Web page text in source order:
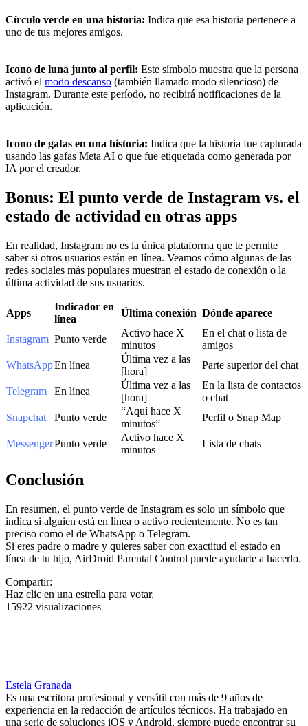
Círculo verde en una historia: Indica que esa historia pertenece a
uno de tus mejores amigos.
Icono de luna junto al perfil: Este símbolo muestra que la persona
activó el modo descanso (también llamado modo silencioso) de
Instagram. Durante este período, no recibirá notificaciones de la
aplicación.
Icono de gafas en una historia: Indica que la historia fue capturada
usando las gafas Meta AI o que fue etiquetada como generada por
IA por el creador.
Bonus: El punto verde de Instagram vs. el
estado de actividad en otras apps
En realidad, Instagram no es la única plataforma que te permite
saber si otros usuarios están en línea. Veamos cómo algunas de las
redes sociales más populares muestran el estado de conexión o la
última actividad de sus usuarios.
Apps
Indicador en
línea
Última conexión Dónde aparece
Instagram Punto verde
Activo hace X
minutos
En el chat o lista de
amigos
WhatsAppEn línea
Última vez a las
[hora]
Parte superior del chat
Telegram En línea
Última vez a las
[hora]
En la lista de contactos
o chat
Snapchat
Punto verde
“Aquí hace X
minutos”
Perfil o Snap Map
MessengerPunto verde
Activo hace X
minutos
Lista de chats
Conclusión
En resumen, el punto verde de Instagram es solo un símbolo que
indica si alguien está en línea o activo recientemente. No es tan
preciso como el de WhatsApp o Telegram.
Si eres padre o madre y quieres saber con exactitud el estado en
línea de tu hijo, AirDroid Parental Control puede ayudarte a hacerlo.
Compartir:
Haz clic en una estrella para votar.
15922 visualizaciones
Estela Granada
Es una escritora profesional y versátil con más de 9 años de
experiencia en la redacción de artículos técnicos. Ha trabajado en
una serie de soluciones iOS y Android, siempre puede encontrar su